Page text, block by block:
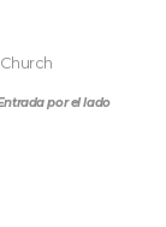
por el lado